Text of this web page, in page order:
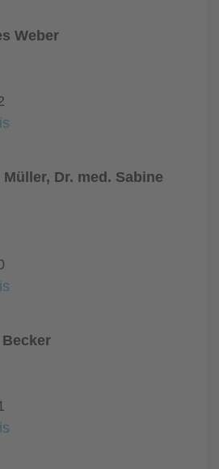
Weber
Dr. med. Sabine
Becker